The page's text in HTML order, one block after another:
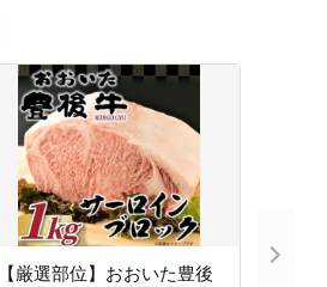
【厳選部位】おおいた豊後